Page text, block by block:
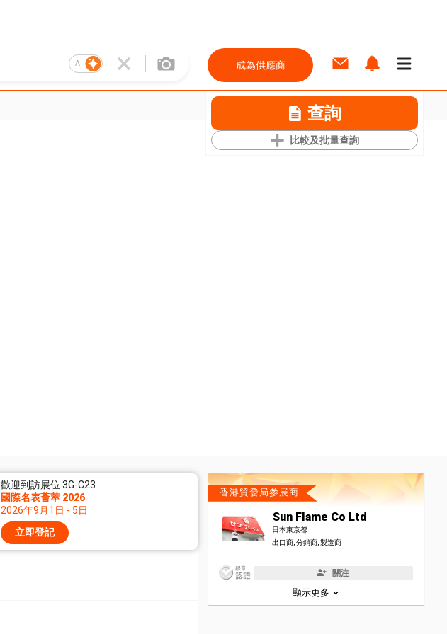
AI 成為供應商
查詢
比較及批量查詢
歡迎到訪展位 3G-C23
國際名表薈萃 2026
2026年9月1日 - 5日
立即登記
香港貿發局參展商
Sun Flame Co Ltd
日本東京都
出口商, 分銷商, 製造商
關注
顯示更多